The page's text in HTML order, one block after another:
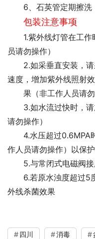
6、石英管定期擦洗，
包装注意事项
1.紫外线灯管在工作
员请勿操作）
2.如采垂直安装，请
速度，增加紫外线照射效
果（非工作人员请勿
3.如水流过快时，请
请勿操作）
4.水压超过0.6MPA时
作人员请勿操作）以保
5.与常闭式电磁阀接
6.若原水浊度超过5
外线杀菌效果
四川 消毒